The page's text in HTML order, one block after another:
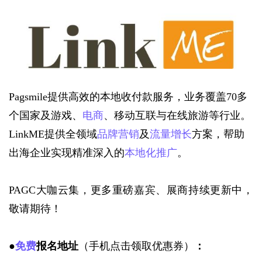
Pagsmile提供高效的本地收付款服务，业务覆盖70多
个国家及游戏、 电商、移动互联与在线旅游等行业。
LinkME提供全领域品牌营销及流量增长方案，帮助
出海企业实现精准深入的本地化推广。
PAGC大咖云集，更多重磅嘉宾、展商持续更新中，
敬请期待！
●免费报名地址 （手机点击领取优惠券）
：